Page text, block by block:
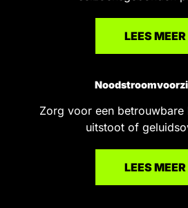
LEES MEER
Zorg voor een
uitstoot of
LEES MEER